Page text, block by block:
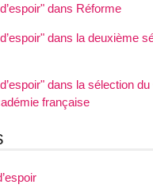
dans Réforme
dans la deuxième
dans la sélection
française